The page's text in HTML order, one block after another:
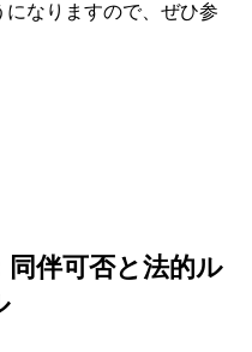
なりますので、ぜひ参
同伴可否と法的ル